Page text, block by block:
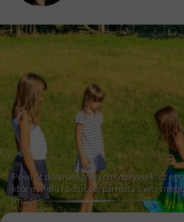
Powrót do analogowych rozrywek:
które wielu rodziców pamięta z
Images